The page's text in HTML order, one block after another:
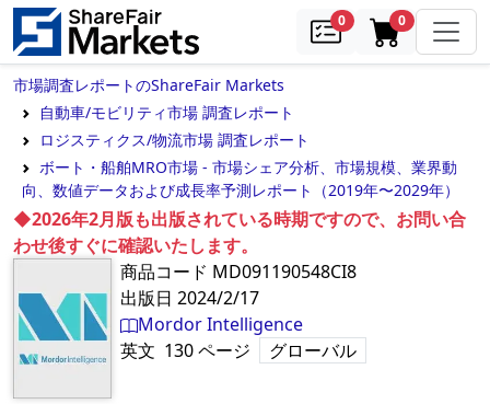
0samples0in cart
市場調査レポートのShareFair Markets
自動車/モビリティ市場 調査レポート
ロジスティクス/物流市場 調査レポート
ボート・船舶MRO市場 - 市場シェア分析、市場規模、業界動
向、数値データおよび成長率予測レポート（2019年〜2029年）
◆2026年2月版も出版されている時期ですので、お問い合
わせ後すぐに確認いたします。
商品コード MD091190548CI8
出版日 2024/2/17
Mordor Intelligence
英文 130ページ グローバル